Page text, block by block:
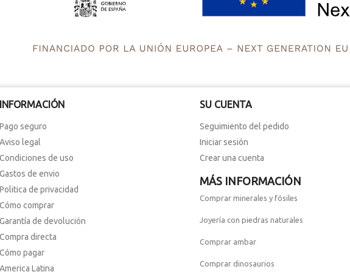
INFORMACIÓN
Pago seguro
Aviso legal
Condiciones de uso
Gastos de envio
Politica de privacidad
Cómo comprar
Garantía de devolución
Compra directa
Cómo pagar
America Latina
SU CUENTA
Seguimiento del pedido
Iniciar sesión
Crear una cuenta
MÁS INFORMACIÓN
Comprar minerales y fósiles
Joyería con piedras naturales
Comprar ambar
Comprar dinosaurios